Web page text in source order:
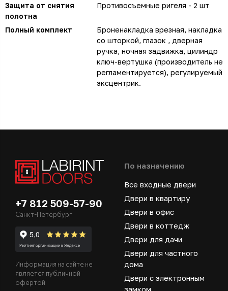
Защита от снятия
полотна
Противосъемные ригеля - 2 шт
Полный комплект
Броненакладка врезная, накладка
со шторкой, глазок , дверная
ручка, ночная задвижка, цилиндр
ключ-вертушка (производитель не
регламентируется), регулируемый
эксцентрик.
+7 812 509-57-90
Санкт-Петербург
Информация на сайте не
является публичной
офертой
По назначению
Все входные двери
Двери в квартиру
Двери в офис
Двери в коттедж
Двери для дачи
Двери для частного
дома
Двери с электронным
замком